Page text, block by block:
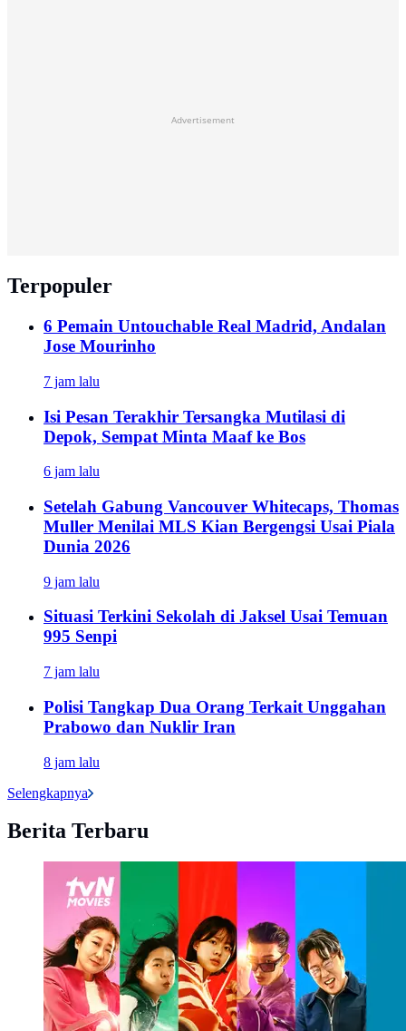
Advertisement
Terpopuler
6 Pemain Untouchable Real Madrid, Andalan
Jose Mourinho
7 jam lalu
Isi Pesan Terakhir Tersangka Mutilasi di
Depok, Sempat Minta Maaf ke Bos
6 jam lalu
Setelah Gabung Vancouver Whitecaps, Thomas
Muller Menilai MLS Kian Bergengsi Usai Piala
Dunia 2026
9 jam lalu
Situasi Terkini Sekolah di Jaksel Usai Temuan
995 Senpi
7 jam lalu
Polisi Tangkap Dua Orang Terkait Unggahan
Prabowo dan Nuklir Iran
8 jam lalu
Selengkapnya
Berita Terbaru